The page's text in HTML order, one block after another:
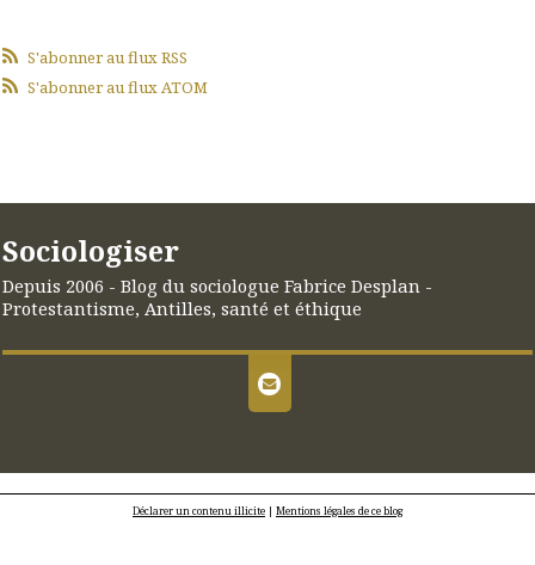
S'abonner au flux RSS
S'abonner au flux ATOM
Sociologiser
Depuis 2006 - Blog du sociologue Fabrice Desplan -
Protestantisme, Antilles, santé et éthique
Déclarer un contenu illicite | Mentions légales de ce blog